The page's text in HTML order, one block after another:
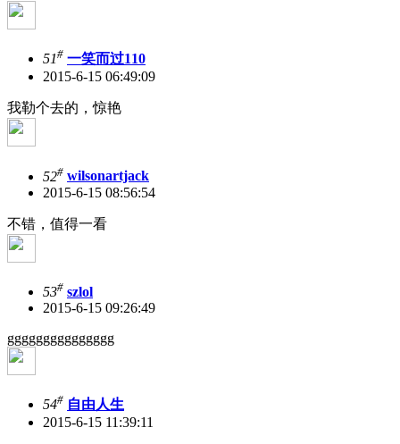
51# 一笑而过110
2015-6-15 06:49:09
我勒个去的，惊艳
52# wilsonartjack
2015-6-15 08:56:54
不错，值得一看
53# szlol
2015-6-15 09:26:49
ggggggggggggggg
54# 自由人生
2015-6-15 11:39:11